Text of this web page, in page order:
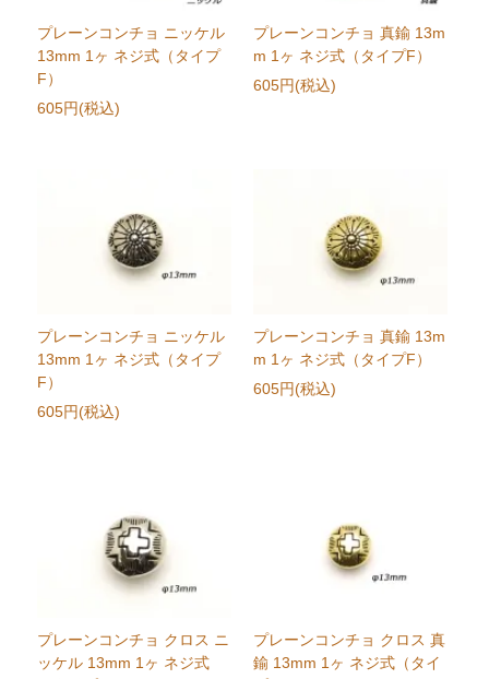
プレーンコンチョ ニッケル
13mm 1ヶ ネジ式（タイプ
F）
605円(税込)
プレーンコンチョ 真鍮 13m
m 1ヶ ネジ式（タイプF）
605円(税込)
プレーンコンチョ ニッケル
13mm 1ヶ ネジ式（タイプ
F）
605円(税込)
プレーンコンチョ 真鍮 13m
m 1ヶ ネジ式（タイプF）
605円(税込)
プレーンコンチョ クロス ニ
ッケル 13mm 1ヶ ネジ式
プレーンコンチョ クロス 真
鍮 13mm 1ヶ ネジ式（タイ